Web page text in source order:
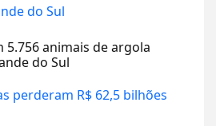
5.756 animais de argola
do Sul